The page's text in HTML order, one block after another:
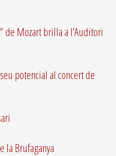
de Mozart brilla a l’Auditori
potencial al concert de
la Brufaganya